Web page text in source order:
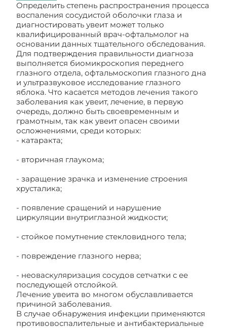
Определить степень распространения процесса
воспаления сосудистой оболочки глаза и
диагностировать увеит может только
квалифицированный врач-офтальмолог на
основании данных тщательного обследования.
Для подтверждения правильности диагноза
выполняется биомикроскопия переднего
глазного отдела, офтальмоскопия глазного дна
и ультразвуковое исследование глазного
яблока. Что касается методов лечения такого
заболевания как увеит, лечение, в первую
очередь, должно быть своевременным и
грамотным, так как увеит опасен своими
осложнениями, среди которых:
- катаракта;
- вторичная глаукома;
- заращение зрачка и изменение строения
хрусталика;
- появление сращений и нарушение
циркуляции внутриглазной жидкости;
- стойкое помутнение стекловидного тела;
- повреждение глазного нерва;
- неоваскуляризация сосудов сетчатки с ее
последующей отслойкой.
Лечение увеита во многом обуславливается
причиной заболевания.
В случае обнаружения инфекции применяются
противовоспалительные и антибактериальные